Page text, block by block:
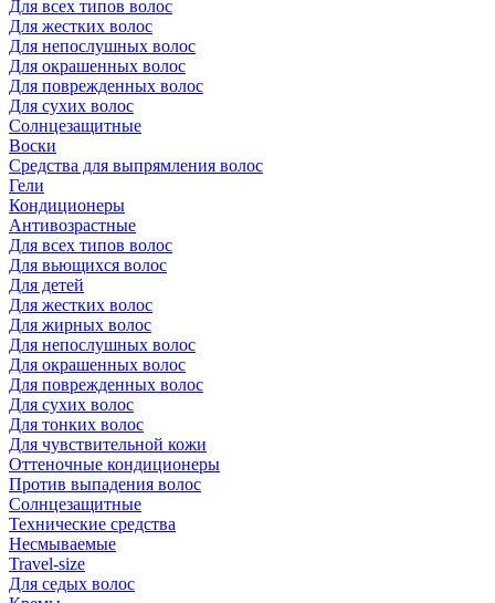
Для всех типов волос
Для жестких волос
Для непослушных волос
Для окрашенных волос
Для поврежденных волос
Для сухих волос
Солнцезащитные
Воски
Средства для выпрямления волос
Гели
Кондиционеры
Антивозрастные
Для всех типов волос
Для вьющихся волос
Для детей
Для жестких волос
Для жирных волос
Для непослушных волос
Для окрашенных волос
Для поврежденных волос
Для сухих волос
Для тонких волос
Для чувствительной кожи
Оттеночные кондиционеры
Против выпадения волос
Солнцезащитные
Технические средства
Несмываемые
Travel-size
Для седых волос